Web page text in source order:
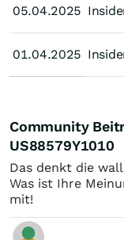
05.04.2025
01.04.2025
05.04.2025
01.04.2025
Community
US88579Y1010
Das denkt die
Was ist Ihre
mit!